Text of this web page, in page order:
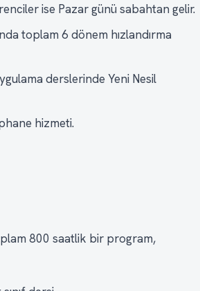
ise Pazar günü sabahtan gelir.
toplam 6 dönem hızlandırma
derslerinde Yeni Nesil
hizmeti.
800 saatlik bir program,